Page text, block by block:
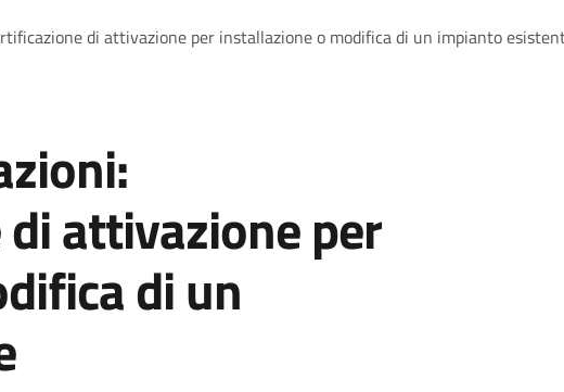
di attivazione per installazione o modifica di un impianto
attivazione per
di un